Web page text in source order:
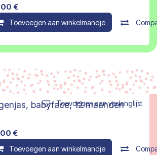
€
Toevoegen aan winkelmandje
babyface, 12 maanden
€
Toevoegen aan winkelmandje
Toevoegen aan verlanglijst